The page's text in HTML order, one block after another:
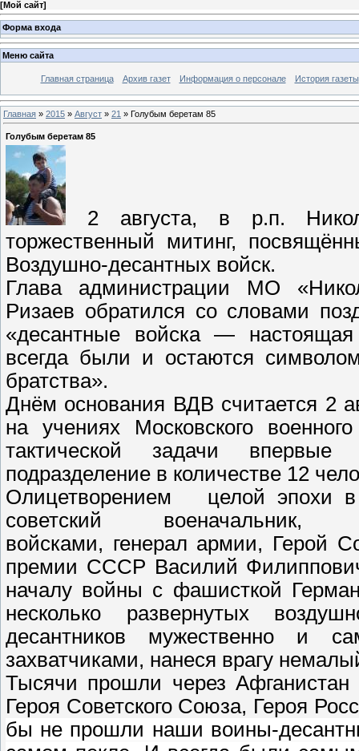
[Мой сайт]
Форма входа
Меню сайта
Главная страница Архив газет Информация о персонале История газеты
Главная » 2015 » Август » 21 » Голубым беретам 85
Голубым беретам 85
2 августа, в р.п.
торжественный митинг,
Воздушно-десантных войск.
Глава администрации МО
Ризаев обратился со словами
«десантные войска —
всегда были и остаются
братства».
Днём основания ВДВ считается 2
на учениях Московского
тактической задачи
подразделение в количестве 12
Олицетворением
целой эпохи
советский
военачальник,
войсками, генерал армии, Герой
премии СССР Василий
началу войны с фашисткой
несколько развернутых
десантников мужественно и
захватчиками, нанеся врагу
Тысячи прошли через
Героя Советского Союза, Героя
бы не прошли наши воины-